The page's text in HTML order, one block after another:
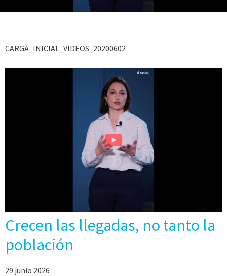
CARGA_INICIAL_VIDEOS_20200602
Crecen las llegadas, no tanto la
población
29 junio 2026